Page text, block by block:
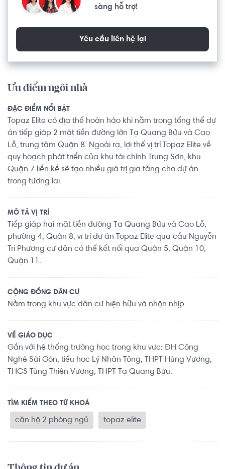
sàng hỗ trợ!
Yêu cầu liên hệ lại
Ưu điểm ngôi nhà
ĐẶC ĐIỂM NỔI BẬT
Topaz Elite có địa thế hoàn hảo khi nằm trong tổng thể dự
án tiếp giáp 2 mặt tiền đường lớn Tạ Quang Bửu và Cao
Lỗ, trung tâm Quận 8. Ngoài ra, lợi thế vị trí Topaz Elite về
quy hoạch phát triển của khu tài chính Trung Sơn, khu
Quận 7 liền kề sẽ tạo nhiều giá trị gia tăng cho dự án
trong tương lai.
MÔ TẢ VỊ TRÍ
Tiếp giáp hai mặt tiền đường Tạ Quang Bửu và Cao Lỗ,
phường 4, Quận 8, vị trí dự án Topaz Elite qua cầu Nguyễn
Tri Phương cư dân có thể kết nối qua Quận 5, Quận 10,
Quận 11.
CỘNG ĐỒNG DÂN CƯ
Nằm trong khu vực dân cư hiện hữu và nhộn nhịp.
VỀ GIÁO DỤC
Gần với hệ thống trường học trong khu vực: ĐH Công
Nghệ Sài Gòn, tiểu học Lý Nhân Tông, THPT Hùng Vương,
THCS Tùng Thiện Vương, THPT Tạ Quang Bửu.
TÌM KIẾM THEO TỪ KHOÁ
căn hộ 2 phòng ngủ topaz elite